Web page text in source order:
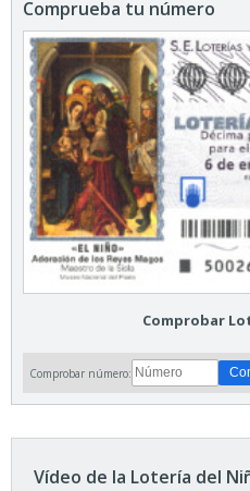
Comprueba tu número
Comprobar
Comprobar número:
Vídeo de la Lotería del